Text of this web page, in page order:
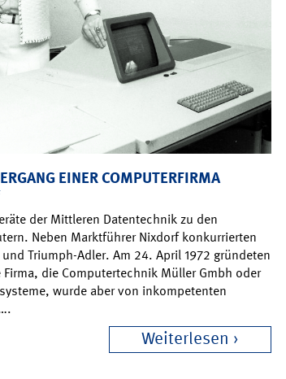
EINER COMPUTERFIRMA
der Mittleren Datentechnik zu den
Neben Marktführer Nixdorf konkurrierten
Triumph-Adler. Am 24. April 1972 gründeten
die Computertechnik Müller Gmbh oder
wurde aber von inkompetenten
Weiterlesen